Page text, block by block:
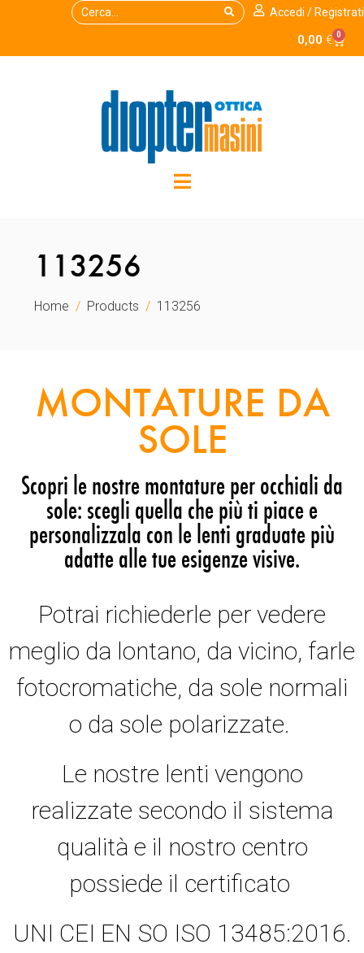
Accedi / Registrati
0,00 € 0
113256
Home Products 113256
MONTATURE DA
SOLE
Scopri le nostre montature per occhiali da
sole: scegli quella che più ti piace e
personalizzala con le lenti graduate più
adatte alle tue esigenze visive.
Potrai richiederle per vedere
meglio da lontano, da vicino, farle
fotocromatiche, da sole normali
o da sole polarizzate.
Le nostre lenti vengono
realizzate secondo il sistema
qualità e il nostro centro
possiede il certificato
UNI CEI EN SO ISO 13485:2016.